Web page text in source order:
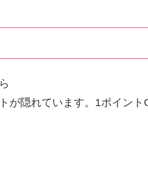
が隠れています。1ポイント